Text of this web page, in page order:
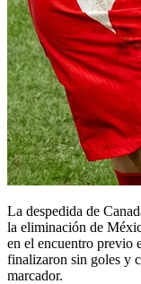
La despedida de
la eliminación de
en el encuentro previo
finalizaron sin goles y
marcador.